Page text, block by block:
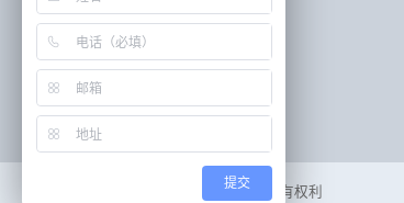
积分球和套件
仪器与配件
黑体光源
Labsphere-保留所有权利
提交